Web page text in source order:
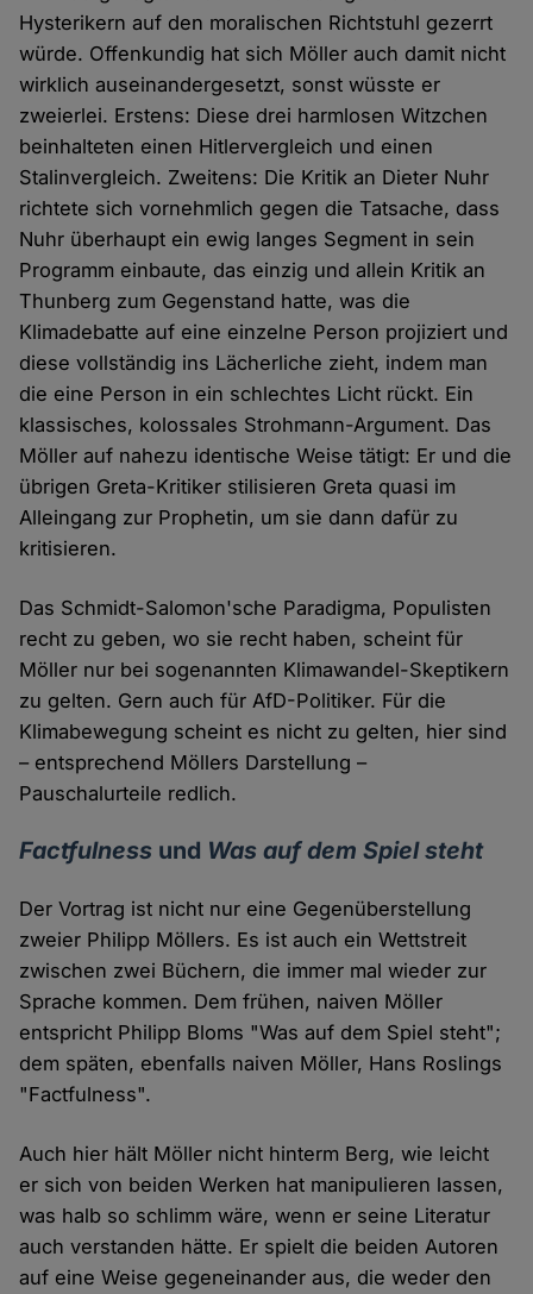
Hysterikern auf den moralischen Richtstuhl gezerrt
würde. Offenkundig hat sich Möller auch damit nicht
wirklich auseinandergesetzt, sonst wüsste er
zweierlei. Erstens: Diese drei harmlosen Witzchen
beinhalteten einen Hitlervergleich und einen
Stalinvergleich. Zweitens: Die Kritik an Dieter Nuhr
richtete sich vornehmlich gegen die Tatsache, dass
Nuhr überhaupt ein ewig langes Segment in sein
Programm einbaute, das einzig und allein Kritik an
Thunberg zum Gegenstand hatte, was die
Klimadebatte auf eine einzelne Person projiziert und
diese vollständig ins Lächerliche zieht, indem man
die eine Person in ein schlechtes Licht rückt. Ein
klassisches, kolossales Strohmann-Argument. Das
Möller auf nahezu identische Weise tätigt: Er und die
übrigen Greta-Kritiker stilisieren Greta quasi im
Alleingang zur Prophetin, um sie dann dafür zu
kritisieren.
Das Schmidt-Salomon'sche Paradigma, Populisten
recht zu geben, wo sie recht haben, scheint für
Möller nur bei sogenannten Klimawandel-Skeptikern
zu gelten. Gern auch für AfD-Politiker. Für die
Klimabewegung scheint es nicht zu gelten, hier sind
– entsprechend Möllers Darstellung –
Pauschalurteile redlich.
Factfulness und Was auf dem Spiel steht
Der Vortrag ist nicht nur eine Gegenüberstellung
zweier Philipp Möllers. Es ist auch ein Wettstreit
zwischen zwei Büchern, die immer mal wieder zur
Sprache kommen. Dem frühen, naiven Möller
entspricht Philipp Bloms "Was auf dem Spiel steht";
dem späten, ebenfalls naiven Möller, Hans Roslings
"Factfulness".
Auch hier hält Möller nicht hinterm Berg, wie leicht
er sich von beiden Werken hat manipulieren lassen,
was halb so schlimm wäre, wenn er seine Literatur
auch verstanden hätte. Er spielt die beiden Autoren
auf eine Weise gegeneinander aus, die weder den